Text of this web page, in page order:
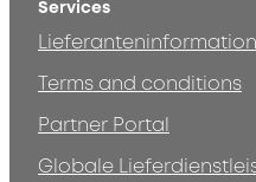
Services
Lieferanteninformation
Terms and conditions
Partner Portal
Globale